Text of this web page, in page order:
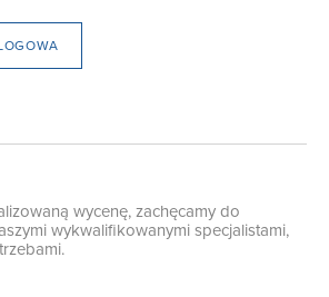
wycenę, zachęcamy do
wykwalifikowanymi specjalistami,